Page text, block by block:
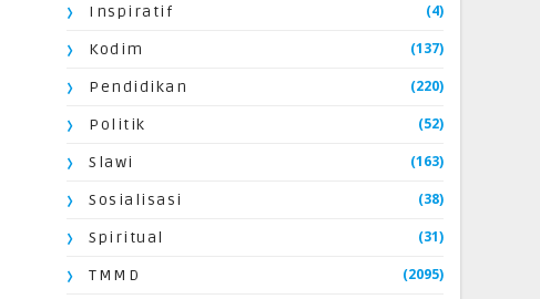
Inspiratif (4)
Kodim (137)
Pendidikan (220)
Politik (52)
Slawi (163)
Sosialisasi (38)
Spiritual (31)
TMMD (2095)